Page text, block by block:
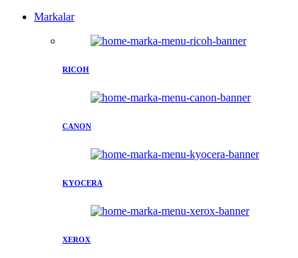
Markalar
RICOH
CANON
KYOCERA
XEROX